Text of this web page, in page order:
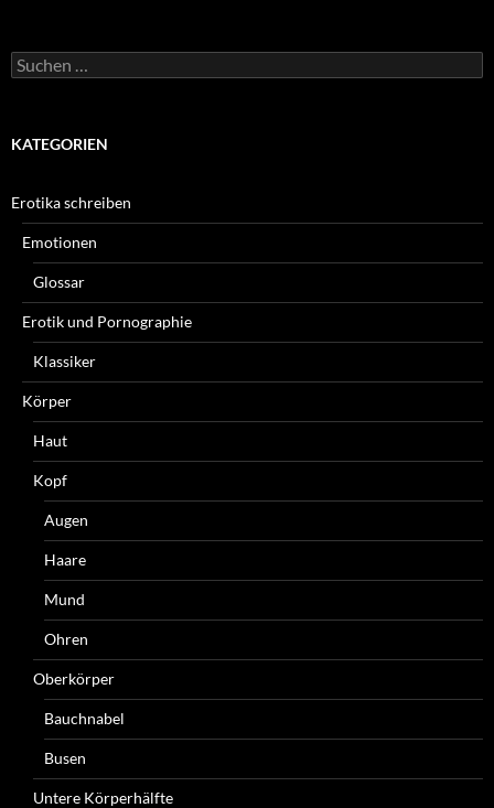
Suchen
nach:
KATEGORIEN
Erotika schreiben
Emotionen
Glossar
Erotik und Pornographie
Klassiker
Körper
Haut
Kopf
Augen
Haare
Mund
Ohren
Oberkörper
Bauchnabel
Busen
Untere Körperhälfte